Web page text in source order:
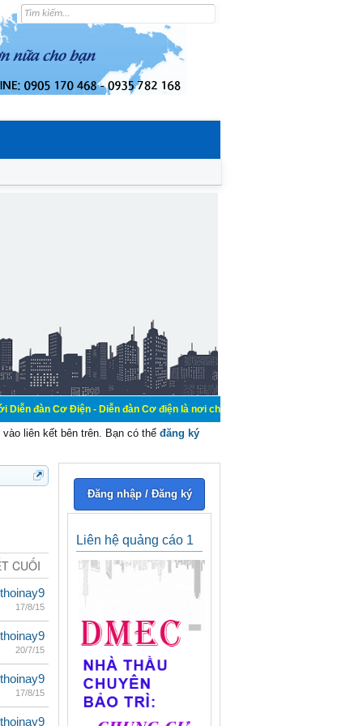
Cơ Điện - Diễn đàn Cơ điện là nơi chia sẽ kiến thức kinh nghiệm trong
liên kết bên trên. Bạn có thể đăng ký
CUỐI
17/8/15
20/7/15
17/8/15
Đăng nhập / Đăng ký
Liên hệ quảng cáo 1